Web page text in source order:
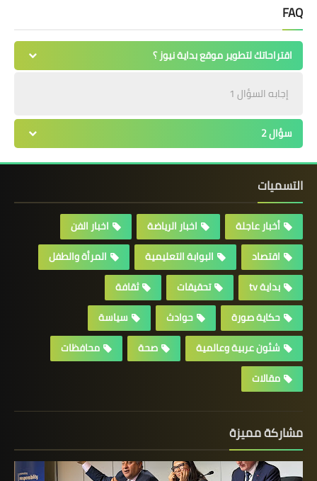
FAQ
اقتراحاتك لتطوير موقع بداية نيوز ؟
إجابه السؤال 1
سؤال 2
التسميات
أخبار عاجلة اخبار الرياضة
اخبار الفن
اقتصاد
البوابة التعليمية
المرأة والطفل
بداية tv
تحقيقات
ثقافة
حكاية صورة
حوادث
سياسة
شئون عربية وعالمية
صحة
محافظات
مقالات
مشاركة مميزة